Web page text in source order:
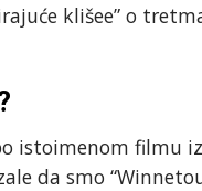
klišee” o
istoimenom filmu
da smo